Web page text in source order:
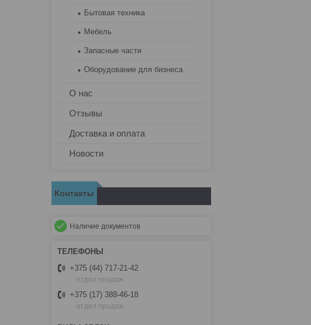
Бытовая техника
Мебель
Запасные части
Оборудование для бизнеса
О нас
Отзывы
Доставка и оплата
Новости
Контакты
Наличие документов
+375 (44) 717-21-42
отдел продаж
+375 (17) 388-46-18
отдел продаж